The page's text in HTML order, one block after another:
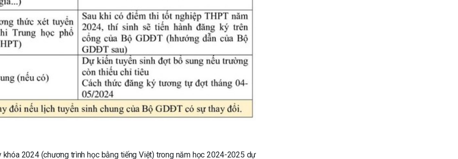
2024 (chương trình học bằng tiếng Việt) trong năm học 2024-2025 dự